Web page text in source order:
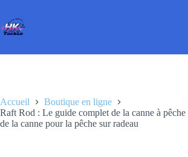
contenu
Accueil
Boutique en ligne
Raft Rod : Le guide complet de la canne à pêche
de la canne pour la pêche sur radeau